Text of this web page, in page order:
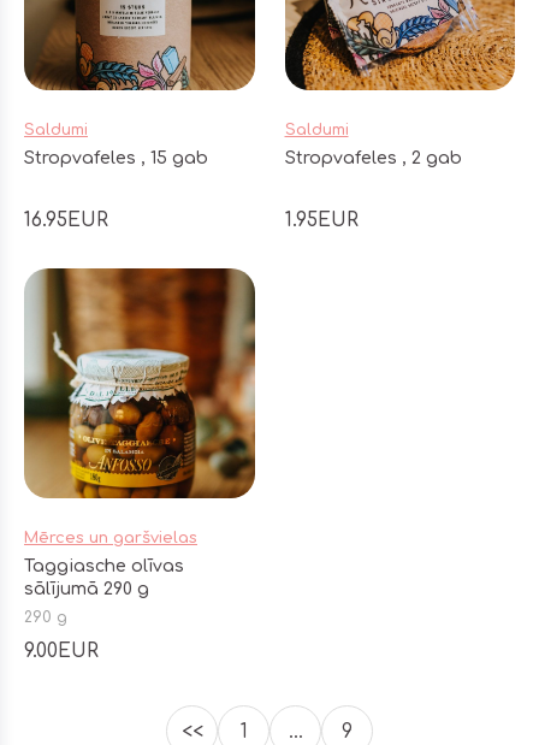
Saldumi
Stropvafeles , 15 gab
16.95EUR
Saldumi
Stropvafeles , 2 gab
1.95EUR
Mērces un garšvielas
Taggiasche olīvas
sālījumā 290 g
290 g
9.00EUR
<< 1 … 9